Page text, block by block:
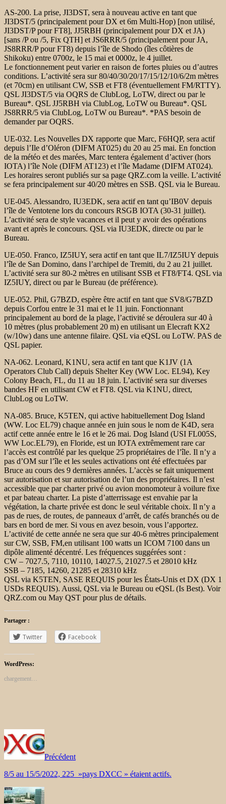
AS-200. La prise, JI3DST, sera à nouveau active en tant que
JI3DST/5 (principalement pour DX et 6m Multi-Hop) [non utilisé,
JI3DST/P pour FT8], JJ5RBH (principalement pour DX et JA)
[sans /P ou /5, Fix QTH] et JS6RRR/5 (principalement pour JA,
JS8RRR/P pour FT8) depuis l’île de Shodo (îles côtières de
Shikoku) entre 0700z, le 15 mai et 0000z, le 4 juillet.
Le fonctionnement peut varier en raison de fortes pluies ou d’autres
conditions. L’activité sera sur 80/40/30/20/17/15/12/10/6/2m mètres
(et 70cm) en utilisant CW, SSB et FT8 (éventuellement FM/RTTY).
QSL JI3DST/5 via OQRS de ClubLog, LoTW, direct ou par le
Bureau*. QSL JJ5RBH via ClubLog, LoTW ou Bureau*. QSL
JS8RRR/5 via ClubLog, LoTW ou Bureau*. *PAS besoin de
demander par OQRS.
UE-032. Les Nouvelles DX rapporte que Marc, F6HQP, sera actif
depuis l’Ile d’Oléron (DIFM AT025) du 20 au 25 mai. En fonction
de la météo et des marées, Marc tentera également d’activer (hors
IOTA) l’île Nole (DIFM AT123) et l’île Madame (DIFM AT024).
Les horaires seront publiés sur sa page QRZ.com la veille. L’activité
se fera principalement sur 40/20 mètres en SSB. QSL via le Bureau.
UE-045. Alessandro, IU3EDK, sera actif en tant qu’IB0V depuis
l’île de Ventotene lors du concours RSGB IOTA (30-31 juillet).
L’activité sera de style vacances et il peut y avoir des opérations
avant et après le concours. QSL via IU3EDK, directe ou par le
Bureau.
UE-050. Franco, IZ5IUY, sera actif en tant que IL7/IZ5IUY depuis
l’île de San Domino, dans l’archipel de Tremiti, du 2 au 21 juillet.
L’activité sera sur 80-2 mètres en utilisant SSB et FT8/FT4. QSL via
IZ5IUY, direct ou par le Bureau (de préférence).
UE-052. Phil, G7BZD, espère être actif en tant que SV8/G7BZD
depuis Corfou entre le 31 mai et le 11 juin. Fonctionnant
principalement au bord de la plage, l’activité se déroulera sur 40 à
10 mètres (plus probablement 20 m) en utilisant un Elecraft KX2
(w/10w) dans une antenne filaire. QSL via eQSL ou LoTW. PAS de
QSL papier.
NA-062. Leonard, K1NU, sera actif en tant que K1JV (1A
Operators Club Call) depuis Shelter Key (WW Loc. EL94), Key
Colony Beach, FL, du 11 au 18 juin. L’activité sera sur diverses
bandes HF en utilisant CW et FT8. QSL via K1NU, direct,
ClubLog ou LoTW.
NA-085. Bruce, K5TEN, qui active habituellement Dog Island
(WW. Loc EL79) chaque année en juin sous le nom de K4D, sera
actif cette année entre le 16 et le 26 mai. Dog Island (USI FL005S,
WW Loc.EL79), en Floride, est un IOTA extrêmement rare car
l’accès est contrôlé par les quelque 25 propriétaires de l’île. Il n’y a
pas d’OM sur l’île et les seules activations ont été effectuées par
Bruce au cours des 9 dernières années. L’accès se fait uniquement
sur autorisation et sur autorisation de l’un des propriétaires. Il n’est
accessible que par charter privé ou avion monomoteur à voilure fixe
et par bateau charter. La piste d’atterrissage est envahie par la
végétation, la charte privée est donc le seul véritable choix. Il n’y a
pas de rues, de routes, de panneaux d’arrêt, de cafés branchés ou de
bars en bord de mer. Si vous en avez besoin, vous l’apportez.
L’activité de cette année ne sera que sur 40-6 mètres principalement
sur CW, SSB, FM,en utilisant 100 watts un ICOM 7100 dans un
dipôle alimenté décentré. Les fréquences suggérées sont :
CW – 7027.5, 7110, 10110, 14027.5, 21027.5 et 28010 kHz
SSB – 7185, 14260, 21285 et 28310 kHz
QSL via K5TEN, SASE REQUIS pour les États-Unis et DX (DX 1
USDs REQUIS). Aussi, QSL via le Bureau ou eQSL (Is Best). Voir
QRZ.com ou May QST pour plus de détails.
Partager :
Twitter Facebook
WordPress:
chargement…
Précédent
8/5 au 15/5/2022, 225 »pays DXCC » étaient actifs.